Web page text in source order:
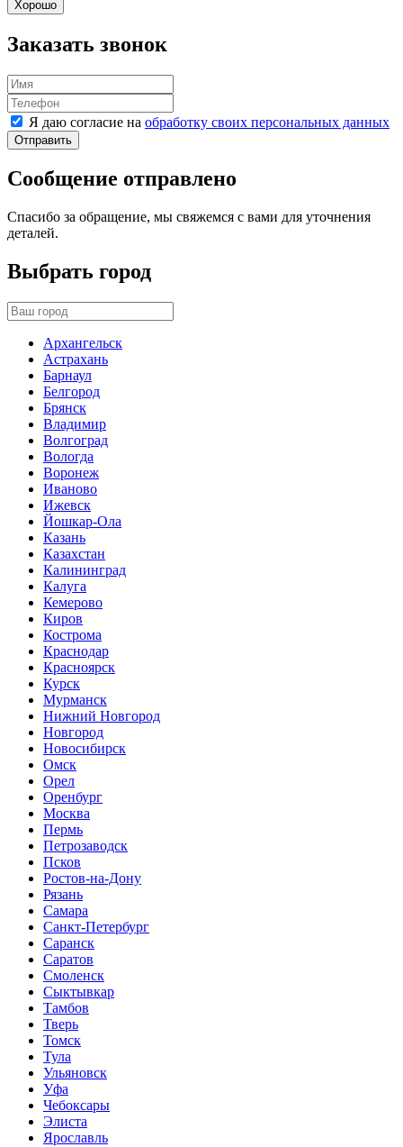
Хорошо
Заказать звонок
Я даю согласие на обработку своих персональных данных
Отправить
Сообщение отправлено
Спасибо за обращение, мы свяжемся с вами для уточнения
деталей.
Выбрать город
Архангельск
Астрахань
Барнаул
Белгород
Брянск
Владимир
Волгоград
Вологда
Воронеж
Иваново
Ижевск
Йошкар-Ола
Казань
Казахстан
Калининград
Калуга
Кемерово
Киров
Кострома
Краснодар
Красноярск
Курск
Мурманск
Нижний Новгород
Новгород
Новосибирск
Омск
Орел
Оренбург
Москва
Пермь
Петрозаводск
Псков
Ростов-на-Дону
Рязань
Самара
Санкт-Петербург
Саранск
Саратов
Смоленск
Сыктывкар
Тамбов
Тверь
Томск
Тула
Ульяновск
Уфа
Чебоксары
Элиста
Ярославль